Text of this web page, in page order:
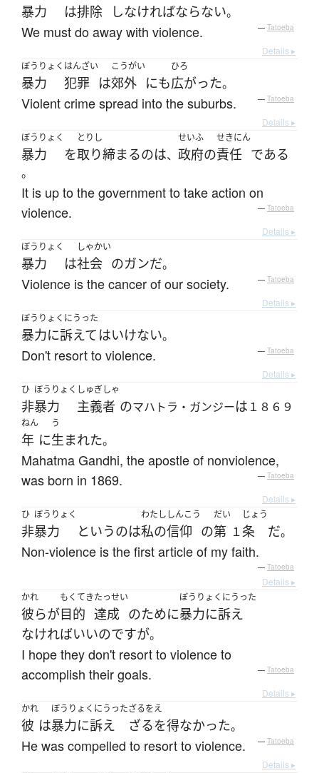
暴力 は排除 しなければならない。
We must do away with violence. — Tatoeba
Details ▸
ぼうりょく
暴力
はんざい
犯罪 は
こうがい
郊外 にも
ひろ
広がった。
Violent crime spread into the suburbs. — Tatoeba
Details ▸
ぼうりょく
暴力 を
とりし
取り締まるのは、
せいふ
政府の
せきにん
責任 である
。
It is up to the government to take action on
violence.
— Tatoeba
Details ▸
ぼうりょく
暴力 は
しゃかい
社会 のガンだ。
Violence is the cancer of our society. — Tatoeba
Details ▸
ぼうりょくにうった
暴力に訴えて はいけない。
Don't resort to violence. — Tatoeba
Details ▸
ひ
非
ぼうりょく
暴力
しゅぎ
主義
しゃ
者 のマハトラ・ガンジーは １８６９
ねん
年 に
う
生まれた。
Mahatma Gandhi, the apostle of nonviolence,
was born in 1869.
— Tatoeba
Details ▸
ひ
非
ぼうりょく
暴力 というのは
わたし
私の
しんこう
信仰 の
だい
第 １
じょう
条 だ。
Non-violence is the first article of my faith.
— Tatoeba
Details ▸
かれ
彼らが
もくてき
目的
たっせい
達成 のために
ぼうりょくにうった
暴力に訴え
なければいいのですが。
I hope they don't resort to violence to
accomplish their goals.
— Tatoeba
Details ▸
かれ
彼 は
ぼうりょくにうった
暴力に訴え
ざるをえ
ざるを得なかった。
He was compelled to resort to violence. — Tatoeba
Details ▸